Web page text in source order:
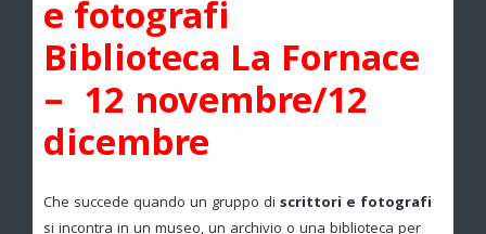
e fotografi
Biblioteca La Fornace
– 12 novembre/12
dicembre
Che succede quando un gruppo di scrittori e fotografi